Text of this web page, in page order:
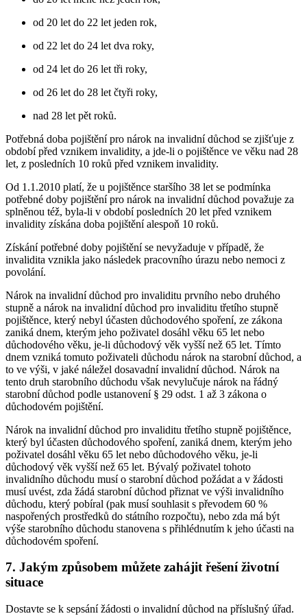
od 20 let do 22 let jeden rok,
od 22 let do 24 let dva roky,
od 24 let do 26 let tři roky,
od 26 let do 28 let čtyři roky,
nad 28 let pět roků.
Potřebná doba pojištění pro nárok na invalidní důchod se zjišťuje z
období před vznikem invalidity, a jde-li o pojištěnce ve věku nad 28
let, z posledních 10 roků před vznikem invalidity.
Od 1.1.2010 platí, že u pojištěnce staršího 38 let se podmínka
potřebné doby pojištění pro nárok na invalidní důchod považuje za
splněnou též, byla-li v období posledních 20 let před vznikem
invalidity získána doba pojištění alespoň 10 roků.
Získání potřebné doby pojištění se nevyžaduje v případě, že
invalidita vznikla jako následek pracovního úrazu nebo nemoci z
povolání.
Nárok na invalidní důchod pro invaliditu prvního nebo druhého
stupně a nárok na invalidní důchod pro invaliditu třetího stupně
pojištěnce, který nebyl účasten důchodového spoření, ze zákona
zaniká dnem, kterým jeho poživatel dosáhl věku 65 let nebo
důchodového věku, je-li důchodový věk vyšší než 65 let. Tímto
dnem vzniká tomuto poživateli důchodu nárok na starobní důchod, a
to ve výši, v jaké náležel dosavadní invalidní důchod. Nárok na
tento druh starobního důchodu však nevylučuje nárok na řádný
starobní důchod podle ustanovení § 29 odst. 1 až 3 zákona o
důchodovém pojištění.
Nárok na invalidní důchod pro invaliditu třetího stupně pojištěnce,
který byl účasten důchodového spoření, zaniká dnem, kterým jeho
poživatel dosáhl věku 65 let nebo důchodového věku, je-li
důchodový věk vyšší než 65 let. Bývalý poživatel tohoto
invalidního důchodu musí o starobní důchod požádat a v žádosti
musí uvést, zda žádá starobní důchod přiznat ve výši invalidního
důchodu, který pobíral (pak musí souhlasit s převodem 60 %
naspořených prostředků do státního rozpočtu), nebo zda má být
výše starobního důchodu stanovena s přihlédnutím k jeho účasti na
důchodovém spoření.
7. Jakým způsobem můžete zahájit řešení životní
situace
Dostavte se k sepsání žádosti o invalidní důchod na příslušný úřad.